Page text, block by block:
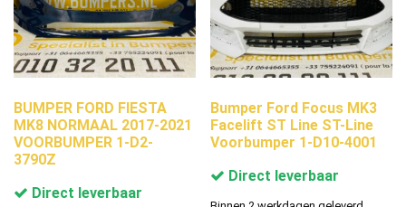
BUMPER FORD FIESTA
MK8 NORMAAL 2017-2021
VOORBUMPER 1-D2-
3790Z
Direct leverbaar
Bumper Ford Focus MK3
Facelift ST Line ST-Line
Voorbumper 1-D10-4001
Direct leverbaar